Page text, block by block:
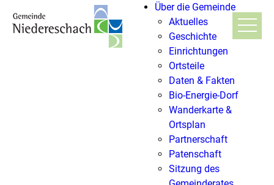
Über die Gemeinde
Aktuelles
Geschichte
Einrichtungen
Ortsteile
Daten & Fakten
Bio-Energie-Dorf
Wanderkarte &
Ortsplan
Partnerschaft
Patenschaft
Sitzung des